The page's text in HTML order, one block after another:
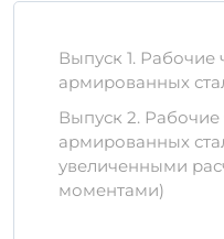
Размеры:32
высоту
Вес
объема,
и 1,248 м³
Материалы:
цементы,
Выпуск 1. Рабочие
армированных
Выпуск 2.
армированных
увеличенными
моментами)